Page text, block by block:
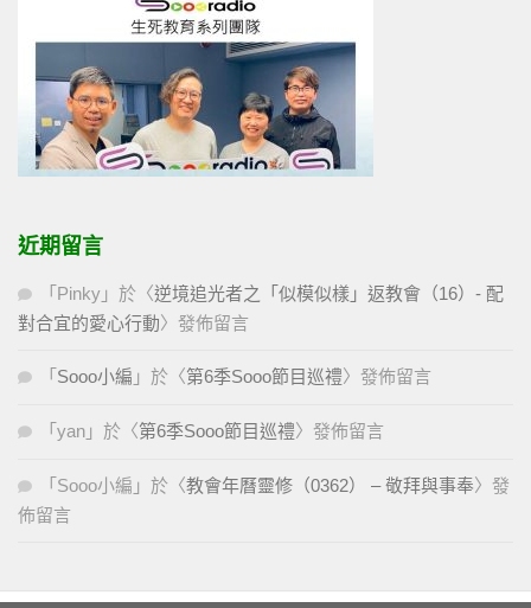
近期留言
「 Pinky 」於〈逆境追光者之「似模似樣」返教會（16）- 配
對合宜的愛心行動〉發佈留言
「 Sooo小編 」於〈第6季Sooo節目巡禮〉發佈留言
「 yan 」於〈第6季Sooo節目巡禮〉發佈留言
「 Sooo小編 」於〈教會年曆靈修（0362） – 敬拜與事奉〉發
佈留言